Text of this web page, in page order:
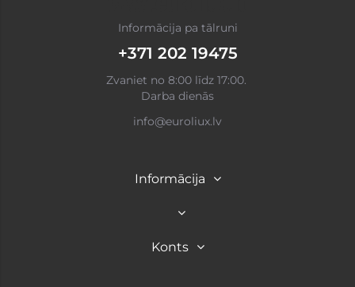
Informācija pa tālruni
+371 202 19475
Zvaniet no 8:00 līdz 17:00.
Darba dienās
info@euroliux.lv
Informācija
Konts